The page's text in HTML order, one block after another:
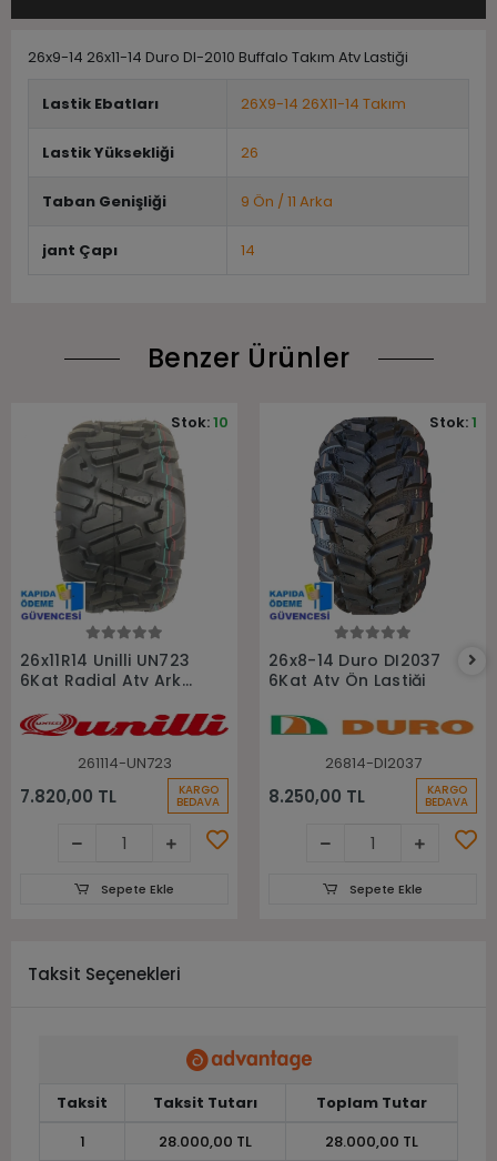
26x9-14 26x11-14 Duro DI-2010 Buffalo Takım Atv Lastiği
Lastik Ebatları 26X9-14 26X11-14 Takım
Lastik Yüksekliği 26
Taban Genişliği 9 Ön / 11 Arka
jant Çapı 14
Benzer Ürünler
26x11R14 Unilli UN723
6Kat Radial Atv Arka
261114-UN723
7.820,00 TL KARGO
BEDAVA
Stok:10
Sepete Ekle
26x8-14 Duro DI2037
6Kat Atv Ön Lastiği
26814-DI2037
8.250,00 TL KARGO
BEDAVA
Stok:1
Sepete Ekle
Taksit Seçenekleri
Taksit Taksit Tutarı
Toplam Tutar
1
28.000,00 TL 28.000,00 TL